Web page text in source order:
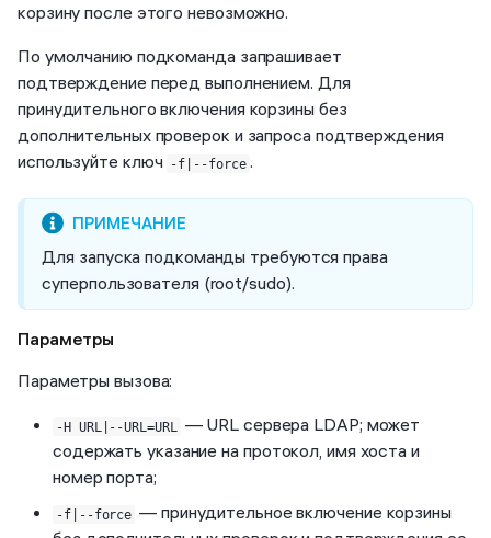
корзину после этого невозможно.
По умолчанию подкоманда запрашивает
подтверждение перед выполнением. Для
принудительного включения корзины без
дополнительных проверок и запроса подтверждения
используйте ключ -f|--force .
Для запуска подкоманды требуются права
суперпользователя (root/sudo).
Параметры
Параметры вызова:
-H URL|--URL=URL
— URL сервера LDAP; может
содержать указание на протокол, имя хоста и
номер порта;
-f|--force — принудительное включение корзины